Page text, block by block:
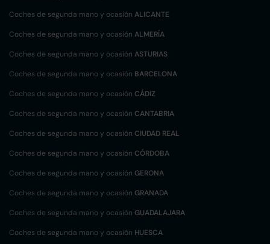
Coches de segunda mano y ocasión ALICANTE
Coches de segunda mano y ocasión ALMERÍA
Coches de segunda mano y ocasión ASTURIAS
Coches de segunda mano y ocasión BARCELONA
Coches de segunda mano y ocasión CÁDIZ
Coches de segunda mano y ocasión CANTABRIA
Coches de segunda mano y ocasión CIUDAD REAL
Coches de segunda mano y ocasión CÓRDOBA
Coches de segunda mano y ocasión GERONA
Coches de segunda mano y ocasión GRANADA
Coches de segunda mano y ocasión GUADALAJARA
Coches de segunda mano y ocasión HUESCA